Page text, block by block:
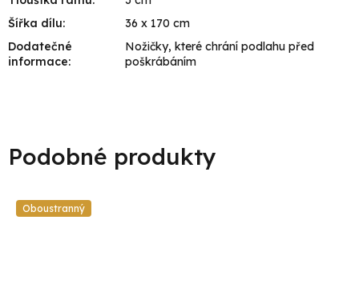
Šířka dílu:
36 x 170 cm
Dodatečné
informace:
Nožičky, které chrání podlahu před
poškrábáním
Oboustranný